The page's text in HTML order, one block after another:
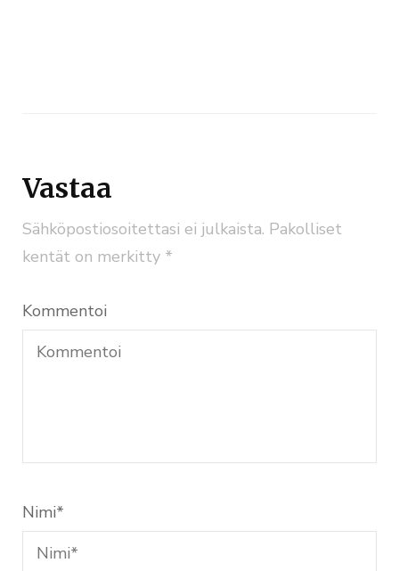
Vastaa
Sähköpostiosoitettasi ei julkaista. Pakolliset
kentät on merkitty *
Kommentoi
Nimi*